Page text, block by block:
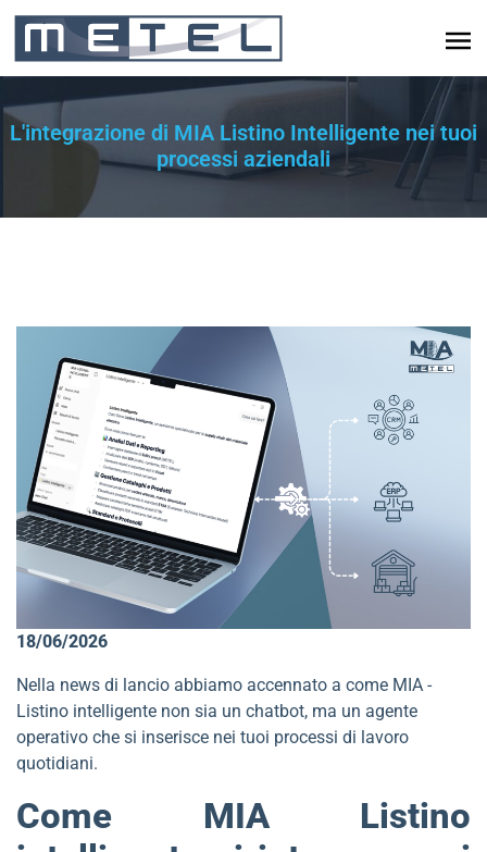
L'integrazione di MIA Listino Intelligente nei tuoi
processi aziendali
18/06/2026
Nella news di lancio abbiamo accennato a come MIA -
Listino intelligente non sia un chatbot, ma un agente
operativo che si inserisce nei tuoi processi di lavoro
quotidiani.
Come MIA Listino